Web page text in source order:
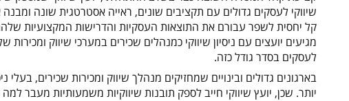
שיווקי לעסקים גדולים עם תקציבים שונים, ראייה אסטרטגית שונה
קל יחסית לשפר עבורם את התוצאות העסקיות והדרישות המקצועיות
מגיעים יועצים עם ניסיון שיווקי כמנהלים שכירים במערכי שיווק
לעסקים בסדר גודל כזה.
בארגונים גדולים ובינויים שמחזיקים מנהלך שיווק ומכירות שכירים, בעלי
יותר. שכן, יועץ שיווקי חייב לספק תובנות שיווקיות משמעותיות מעבר